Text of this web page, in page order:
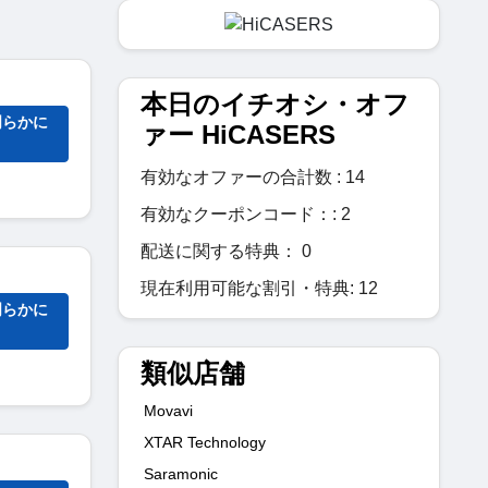
かに
かに
本日のイチオシ・オフ
ァー HiCASERS
有効なオファーの合計数 : 14
有効なクーポンコード：: 2
配送に関する特典： 0
現在利用可能な割引・特典: 12
類似店舗
Movavi
XTAR Technology
Saramonic